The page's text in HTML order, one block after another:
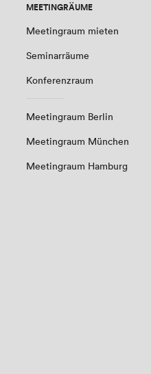
MEETINGRÄUME
Meetingraum mieten
Seminarräume
Konferenzraum
Meetingraum Berlin
Meetingraum München
Meetingraum Hamburg